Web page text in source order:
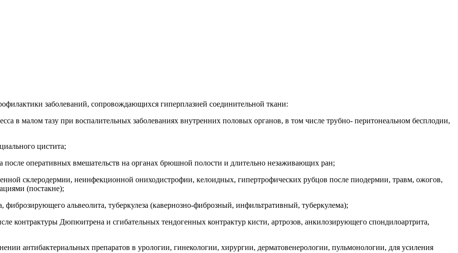
заболеваний, сопровождающихся гиперплазией соединительной ткани:
в малом тазу при воспалительных заболеваниях внутренних половых органов, в том числе трубно- перитонеальном бесплодии,
цистита;
оперативных вмешательств на органах брюшной полости и длительно незаживающих ран;
склеродермии, неинфекционной ониходистрофии, келоидных, гипертрофических рубцов после пиодермии, травм, ожогов,
(постакне);
альвеолита, туберкулеза (кавернозно-фиброзный, инфильтративный, туберкулема);
контрактуры Дюпюитрена и сгибательных тендогенных контрактур кисти, артрозов, анкилозирующего спондилоартрита,
антибактериальных препаратов в урологии, гинекологии, хирургии, дерматовенерологии, пульмонологии, для усиления